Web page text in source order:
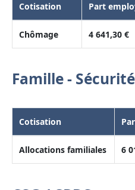
Cotisation Part
Chômage 4 641,30 €
Famille -
Cotisation
Allocations familiales 6